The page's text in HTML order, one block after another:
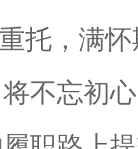
托，满
不忘初